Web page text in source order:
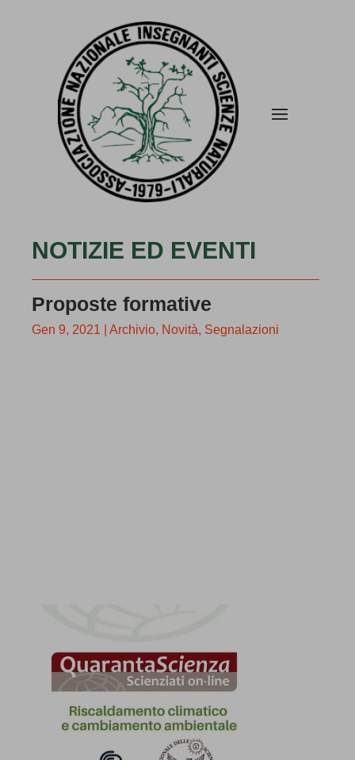
NOTIZIE ED EVENTI
Proposte formative
Gen 9, 2021 |Archivio, Novità, Segnalazioni